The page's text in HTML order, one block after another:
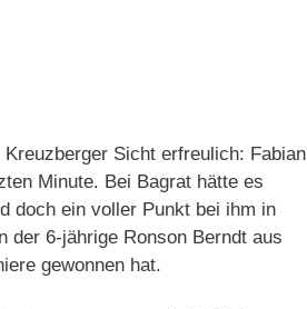
Sicht erfreulich: Fabian
Minute. Bei Bagrat hätte es
doch ein voller Punkt bei ihm in
der 6-jährige Ronson Berndt aus
gewonnen hat.